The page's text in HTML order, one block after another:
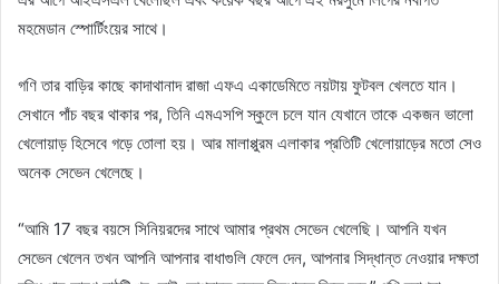
মহমেডান স্পোর্টিংয়ের সাথে।
গণি তার বাড়ির কাছে কাদাথানাদ রাজা এফএ একাডেমিতে নয়টায় ফুটবল খেলতে যান।
সেখানে পাঁচ বছর থাকার পর, তিনি এমএসপি স্কুলে চলে যান যেখানে তাকে একজন ভালো
খেলোয়াড় হিসেবে গড়ে তোলা হয়। আর মালাপ্পুরম এলাকার প্রতিটি খেলোয়াড়ের মতো সেও
অনেক সেভেন খেলেছে।
“আমি 17 বছর বয়সে সিনিয়রদের সাথে আমার প্রথম সেভেন খেলেছি। আপনি যখন
সেভেন খেলেন তখন আপনি আপনার বাধাগুলি ফেলে দেন, আপনার সিদ্ধান্ত নেওয়ার দক্ষতা